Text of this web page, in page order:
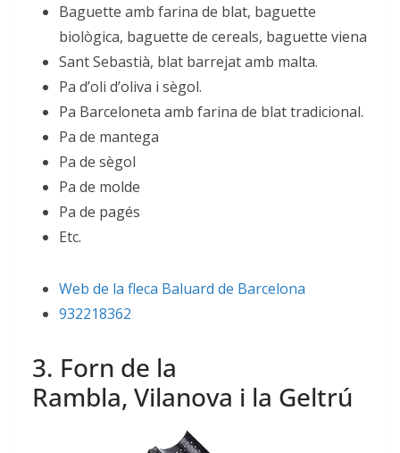
Baguette amb farina de blat, baguette
biològica, baguette de cereals, baguette viena
Sant Sebastià, blat barrejat amb malta.
Pa d’oli d’oliva i sègol.
Pa Barceloneta amb farina de blat tradicional.
Pa de mantega
Pa de sègol
Pa de molde
Pa de pagés
Etc.
Web de la fleca Baluard de Barcelona
932218362
3. Forn de la
Rambla, Vilanova i la Geltrú